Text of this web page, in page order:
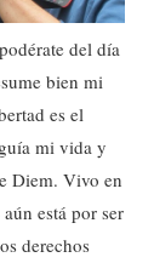
del día
bien mi
es el
mi vida y
Diem. Vivo en
está por ser
derechos